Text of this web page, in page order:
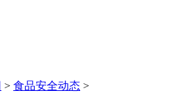
> 食品安全动态 >